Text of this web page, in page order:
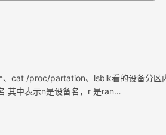
cat /proc/partation、lsblk看的设备分区
其中表示n是设备名，r 是ran…